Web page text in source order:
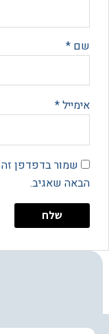
בדפדפן זה את
שאגיב.
מרחב